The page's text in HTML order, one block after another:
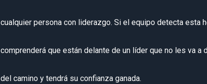
cualquier persona con liderazgo. Si el equipo detecta esta
comprenderá que están delante de un líder que no les va a
del camino y tendrá su confianza ganada.